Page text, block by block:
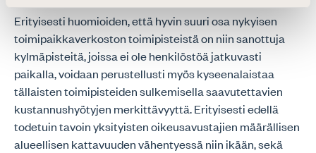
Erityisesti huomioiden, että hyvin suuri osa nykyisen
toimipaikkaverkoston toimipisteistä on niin sanottuja
kylmäpisteitä, joissa ei ole henkilöstöä jatkuvasti
paikalla, voidaan perustellusti myös kyseenalaistaa
tällaisten toimipisteiden sulkemisella saavutettavien
kustannushyötyjen merkittävyyttä. Erityisesti edellä
todetuin tavoin yksityisten oikeusavustajien määrällisen
alueellisen kattavuuden vähentyessä niin ikään, sekä